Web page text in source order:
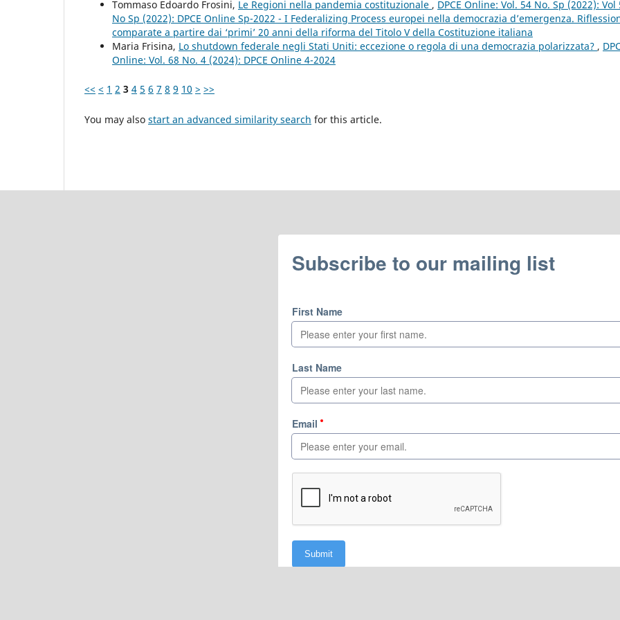
Tommaso Edoardo Frosini, Le Regioni nella pandemia costituzionale , DPCE Online: Vol. 54 No. Sp (2022): Vol
No Sp (2022): DPCE Online Sp-2022 - I Federalizing Process europei nella democrazia d’emergenza.
comparate a partire dai ‘primi’ 20 anni della riforma del Titolo V della Costituzione italiana
Maria Frisina, Lo shutdown federale negli Stati Uniti: eccezione o regola di una democrazia polarizzata? ,
Online: Vol. 68 No. 4 (2024): DPCE Online 4-2024
<< < 1 2 3 4 5 6 7 8 9 10 > >>
You may also start an advanced similarity search for this article.